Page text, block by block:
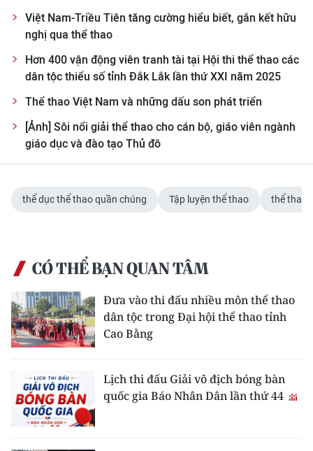
Việt Nam-Triều Tiên tăng cường hiểu biết, gắn kết hữu
nghị qua thể thao
Hơn 400 vận động viên tranh tài tại Hội thi thể thao các
dân tộc thiểu số tỉnh Đắk Lắk lần thứ XXI năm 2025
Thể thao Việt Nam và những dấu son phát triển
[Ảnh] Sôi nổi giải thể thao cho cán bộ, giáo viên ngành
giáo dục và đào tạo Thủ đô
thể dục thể thao quần chúng Tập luyện thể thao thể thao
CÓ THỂ BẠN QUAN TÂM
Đưa vào thi đấu nhiều môn thể thao
dân tộc trong Đại hội thể thao tỉnh
Cao Bằng
Lịch thi đấu Giải vô địch bóng bàn
quốc gia Báo Nhân Dân lần thứ 44